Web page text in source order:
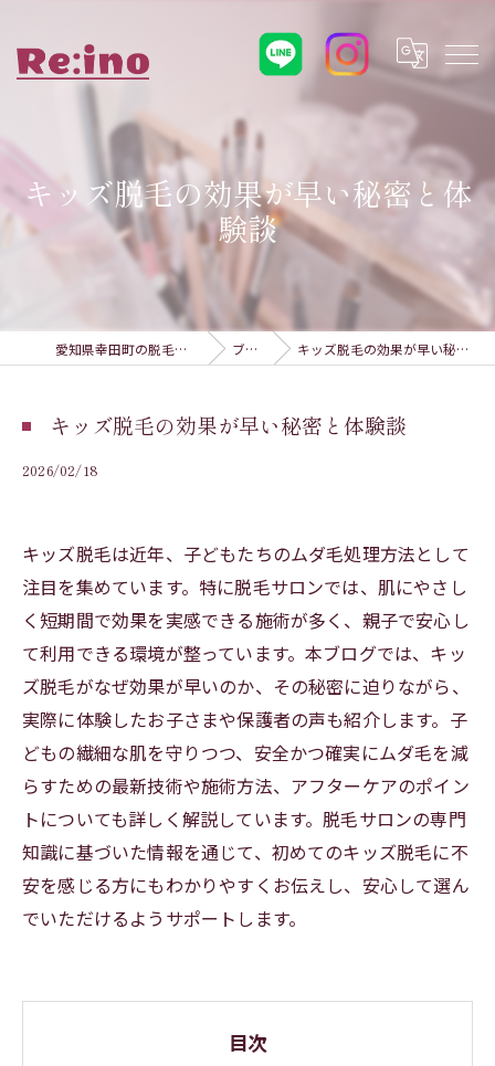
キッズ脱毛の効果が早い秘密と体
験談
愛知県幸田町の脱毛ならRe:ino ブログ キッズ脱毛の効果が早い秘密と体験談
キッズ脱毛の効果が早い秘密と体験談
2026/02/18
キッズ脱毛は近年、子どもたちのムダ毛処理方法として
注目を集めています。特に脱毛サロンでは、肌にやさし
く短期間で効果を実感できる施術が多く、親子で安心し
て利用できる環境が整っています。本ブログでは、キッ
ズ脱毛がなぜ効果が早いのか、その秘密に迫りながら、
実際に体験したお子さまや保護者の声も紹介します。子
どもの繊細な肌を守りつつ、安全かつ確実にムダ毛を減
らすための最新技術や施術方法、アフターケアのポイン
トについても詳しく解説しています。脱毛サロンの専門
知識に基づいた情報を通じて、初めてのキッズ脱毛に不
安を感じる方にもわかりやすくお伝えし、安心して選ん
でいただけるようサポートします。
目次